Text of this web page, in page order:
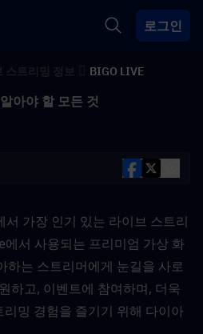
로그인
BIGO LIVE
아야 할 모든 것
가장 인기 있는 라이브 스트리
에서 사용되는 프리미엄 가상 화
하는 스트리머에게 눈길을 사로
하고, 이벤트에 참여하며, 더욱
밍 경험을 즐기기 위해 다이아